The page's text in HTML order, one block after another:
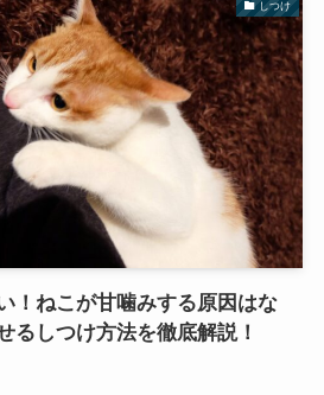
しつけ
！ねこが甘噛みする原因はな
るしつけ方法を徹底解説！